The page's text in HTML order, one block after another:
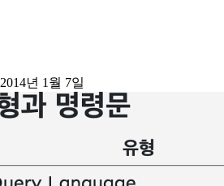
2014년 1월 7일